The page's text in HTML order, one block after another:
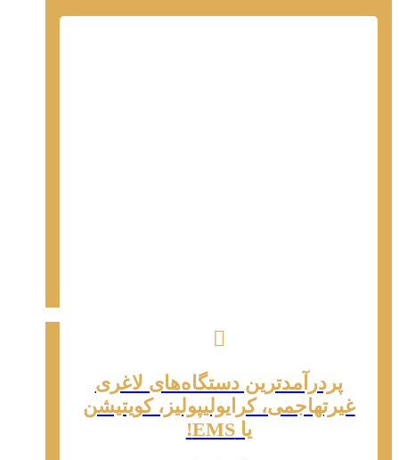
پردرآمدترین دستگاه‌های لاغری
غیرتهاجمی، کرایولیپولیز، کویتیشن
یا EMS!